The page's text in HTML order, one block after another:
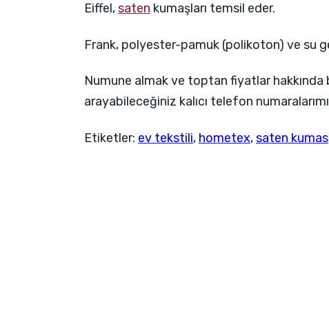
Eiffel,saten kumaşları temsil eder.
Frank, polyester-pamuk (polikoton) ve su
Numune almak ve toptan fiyatlar hakkında
arayabileceğiniz kalıcı telefon
Etiketler: ev tekstili, hometex,saten kumas